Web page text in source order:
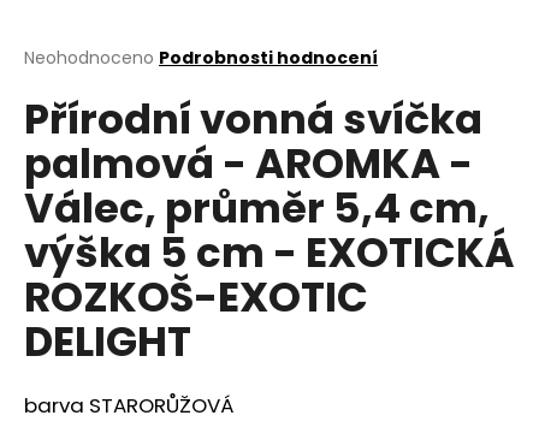
Průměrné
produktu
je
5
hvězdiček.
Neohodnoceno Podrobnosti hodnocení
Přírodní vonná svíčka
palmová - AROMKA -
Válec, průměr 5,4 cm,
výška 5 cm - EXOTICKÁ
ROZKOŠ-EXOTIC
DELIGHT
barva STARORŮŽOVÁ
j
t
?
HLEDAT
o